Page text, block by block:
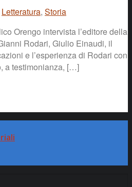
Letteratura, Storia
Orengo intervista l’editore della
Rodari, Giulio Einaudi, il
e l’esperienza di Rodari con
a testimonianza, […]